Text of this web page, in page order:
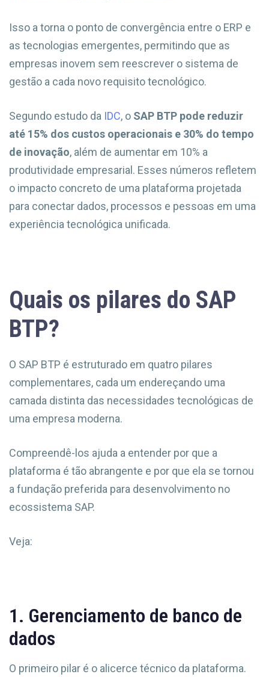
Isso a torna o ponto de convergência entre o ERP e
as tecnologias emergentes, permitindo que as
empresas inovem sem reescrever o sistema de
gestão a cada novo requisito tecnológico.
Segundo estudo da IDC, o SAP BTP pode reduzir
até 15% dos custos operacionais e 30% do tempo
de inovação, além de aumentar em 10% a
produtividade empresarial. Esses números refletem
o impacto concreto de uma plataforma projetada
para conectar dados, processos e pessoas em uma
experiência tecnológica unificada.
Quais os pilares do SAP
BTP?
O SAP BTP é estruturado em quatro pilares
complementares, cada um endereçando uma
camada distinta das necessidades tecnológicas de
uma empresa moderna.
Compreendê-los ajuda a entender por que a
plataforma é tão abrangente e por que ela se tornou
a fundação preferida para desenvolvimento no
ecossistema SAP.
Veja:
1. Gerenciamento de banco de
dados
O primeiro pilar é o alicerce técnico da plataforma.